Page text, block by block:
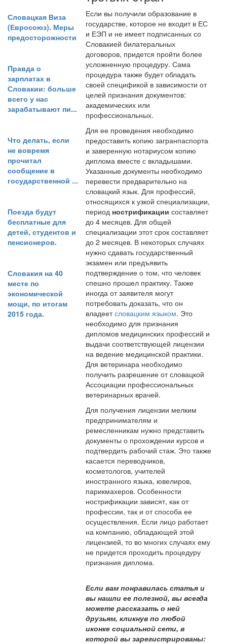
Словацкая Виза
(Евросоюз). Меры
предосторожности
Правда о
зарплатах в
Словакии: больше
всего у нас
зарабатывают пи...
Что делать, если
не вовремя
прочитал
сообщение в
государственной ...
Поезда будут
бесплатные для
детей, студентов и
пенсионеров.
Словакия на 40
месте по
экономической
мощи, по итогам
2015 года.
Если вы получили образование в
государстве, которое не входит в ЕС
и ЕЭП и не имеет подписанных со
Словакией билатеральных
договоров, придется пройти более
усложненную процедуру. Сама
процедура также будет обладать
своей спецификой в зависимости от
целей признания документов:
академических или
профессиональных.
Для ее проведения необходимо
предоставить копию загранпаспорта
и заверенную нотариусом копию
диплома вместе с вкладышами.
Указанные документы необходимо
перевести предварительно на
словацкий язык. Для профессий,
относящихся к узкой специализации,
период нострификации составляет
до 4 месяцев. Для общей
специализации этот срок составляет
до 2 месяцев. В некоторых случаях
нужно сдавать государственный
экзамен или предъявить
подтверждение о том, что человек
спешно прошел практику. Также
иногда от заявителя могут
потребовать доказать, что он
владеетсловацким языком. Это
необходимо для признания
дипломов медицинских профессий и
выдачи соответствующей лицензии
на ведение медицинской практики.
Для ветеринара необходимо
получить разрешение от словацкой
Ассоциации профессиональных
ветеринарных врачей.
Для получения лицензии мелким
предпринимателям и
ремесленникам нужно представить
документы о прохождении курсов и
подтвердить рабочий стаж. Это также
касается переводчиков,
косметологов, учителей
иностранного языка, ювелиров,
парикмахеров. Особенности
нострификации зависят, как от
профессии, так и от способа ее
осуществления. Если лицо работает
на компанию, обладающей этой
лицензией, то во многих случаях ему
не придется проходить процедуру
признания диплома.
Если вам понравилась статья и
вы нашли ее полезной, вы всегда
можете рассказать о ней
друзьям, кликнув по любой
иконке социальной сети, в
которой вы зарегистрированы: